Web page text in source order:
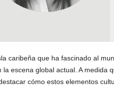
caribeña que ha fascinado al
la escena global actual. A medida
cómo estos elementos